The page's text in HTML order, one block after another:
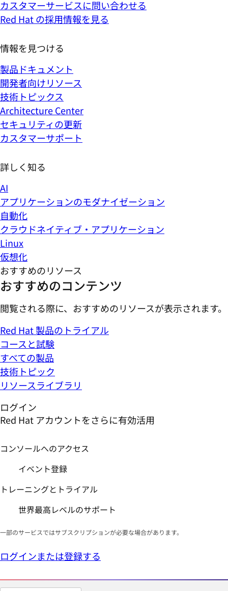
カスタマーサービスに問い合わせる
Red Hat の採用情報を見る
情報を見つける
製品ドキュメント
開発者向けリソース
技術トピックス
Architecture Center
セキュリティの更新
カスタマーサポート
詳しく知る
AI
アプリケーションのモダナイゼーション
自動化
クラウドネイティブ・アプリケーション
Linux
仮想化
おすすめのリソース
おすすめのコンテンツ
閲覧される際に、おすすめのリソースが表示されます。
Red Hat 製品のトライアル
コースと試験
すべての製品
技術トピック
リソースライブラリ
ログイン
Red Hat アカウントをさらに有効活用
コンソールへのアクセス
イベント登録
トレーニングとトライアル
世界最高レベルのサポート
一部のサービスではサブスクリプションが必要な場合があります。
ログインまたは登録する